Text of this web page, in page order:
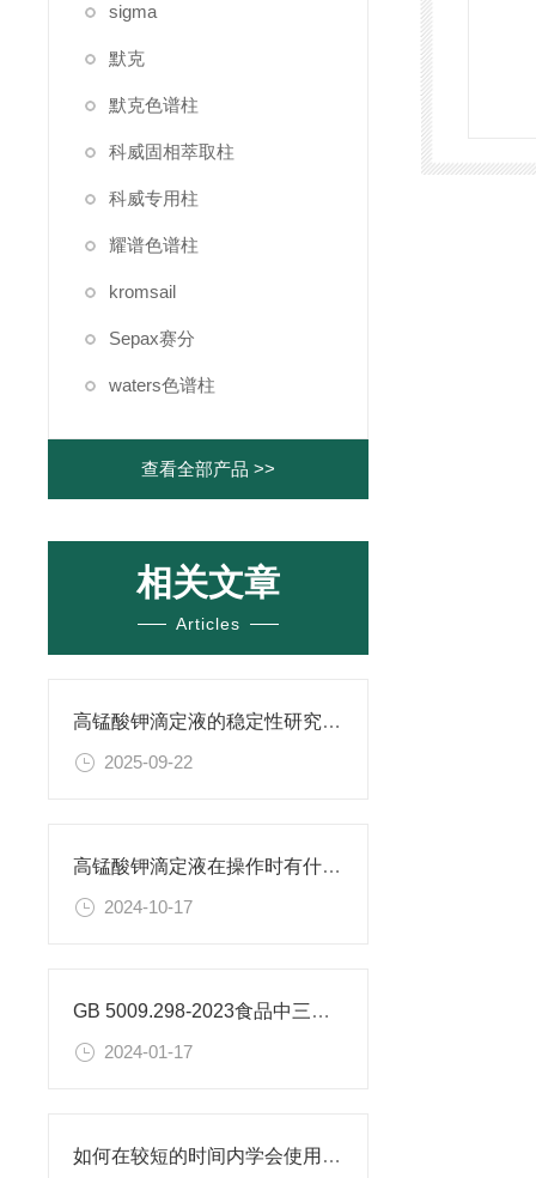
sigma
默克
默克色谱柱
科威固相萃取柱
科威专用柱
耀谱色谱柱
kromsail
Sepax赛分
waters色谱柱
查看全部产品 >>
相关文章
Articles
高锰酸钾滴定液的稳定性研究与保存条件优化
2025-09-22
高锰酸钾滴定液在操作时有什么要领可言呢？
2024-10-17
GB 5009.298-2023食品中三氯蔗糖（蔗糖素）的测定
2024-01-17
如何在较短的时间内学会使用微孔滤膜？